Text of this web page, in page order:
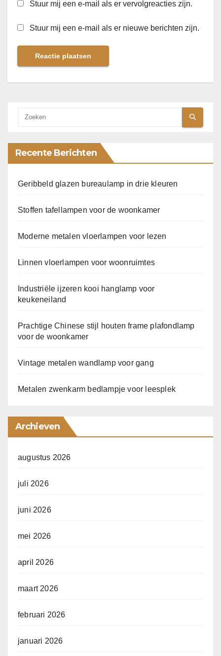
Stuur mij een e-mail als er vervolgreacties zijn.
Stuur mij een e-mail als er nieuwe berichten zijn.
Recente Berichten
Geribbeld glazen bureaulamp in drie kleuren
Stoffen tafellampen voor de woonkamer
Moderne metalen vloerlampen voor lezen
Linnen vloerlampen voor woonruimtes
Industriële ijzeren kooi hanglamp voor
keukeneiland
Prachtige Chinese stijl houten frame plafondlamp
voor de woonkamer
Vintage metalen wandlamp voor gang
Metalen zwenkarm bedlampje voor leesplek
Archieven
augustus 2026
juli 2026
juni 2026
mei 2026
april 2026
maart 2026
februari 2026
januari 2026